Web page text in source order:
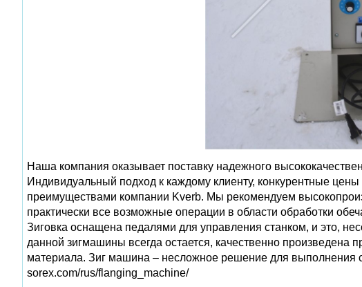
Наша компания оказывает поставку надежного
Индивидуальный подход к каждому клиенту, конкурентные
преимуществами компании Kverb. Мы рекомендуем
практически все возможные операции в области обработки
Зиговка оснащена педалями для управления станком, и это,
данной зигмашины всегда остается, качественно
материала. Зиг машина – несложное решение для выполнения
sorex.com/rus/flanging_machine/